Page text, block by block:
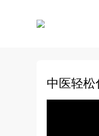
中医轻